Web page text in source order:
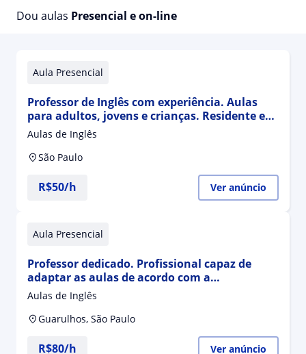
Dou aulas Presencial e on-line
Aula Presencial
Professor de Inglês com experiência. Aulas
para adultos, jovens e crianças. Residente em
São Paulo
Aulas de Inglês
São Paulo
R$50/h Ver anúncio
Aula Presencial
Professor dedicado. Profissional capaz de
adaptar as aulas de acordo com a
necessidade do aluno. Oferecendo assim um
conjunto de conhecimento aliado ao prazer
de ensinar!
Aulas de Inglês
Guarulhos, São Paulo
R$80/h Ver anúncio